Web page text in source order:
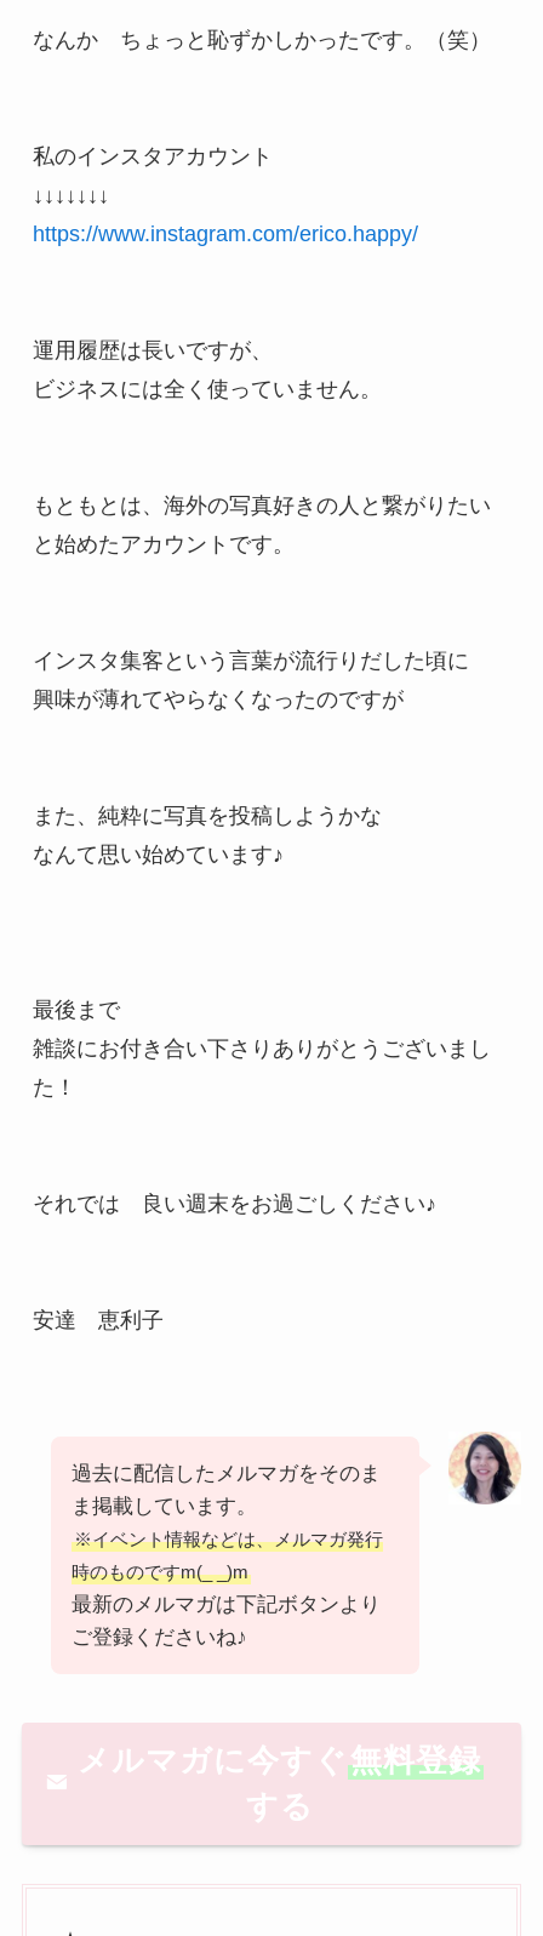
なんか　ちょっと恥ずかしかったです。（笑）
私のインスタアカウント
https://www.instagram.com/erico.happy/
運用履歴は長いですが、
ビジネスには全く使っていません。
もともとは、海外の写真好きの人と繋がりたい
と始めたアカウントです。
インスタ集客という言葉が流行りだした頃に
興味が薄れてやらなくなったのですが
また、純粋に写真を投稿しようかな
なんて思い始めています♪
最後まで
雑談にお付き合い下さりありがとうございまし
た！
それでは　良い週末をお過ごしください♪
安達　恵利子
過去に配信したメルマガをそのま
ま掲載しています。
※イベント情報などは、メルマガ発行
時のものですm(_ _)m
最新のメルマガは下記ボタンより
ご登録くださいね♪
メルマガに今すぐ 無料登録
する